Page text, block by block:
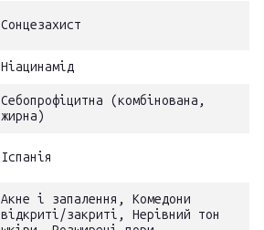
Сонцезахист
Ніацинамід
Себопрофіцитна (комбінована,
жирна)
Іспанія
Акне і запалення, Комедони
відкриті/закриті, Нерівний тон